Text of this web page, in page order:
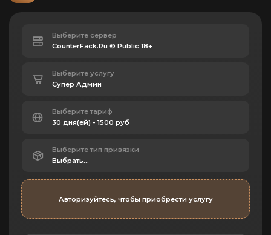
Выберите сервер
Выберите услугу
Выберите тариф
Выберите тип привязки
Авторизуйтесь, чтобы приобрести услугу